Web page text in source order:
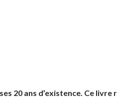
20 ans d’existence. Ce